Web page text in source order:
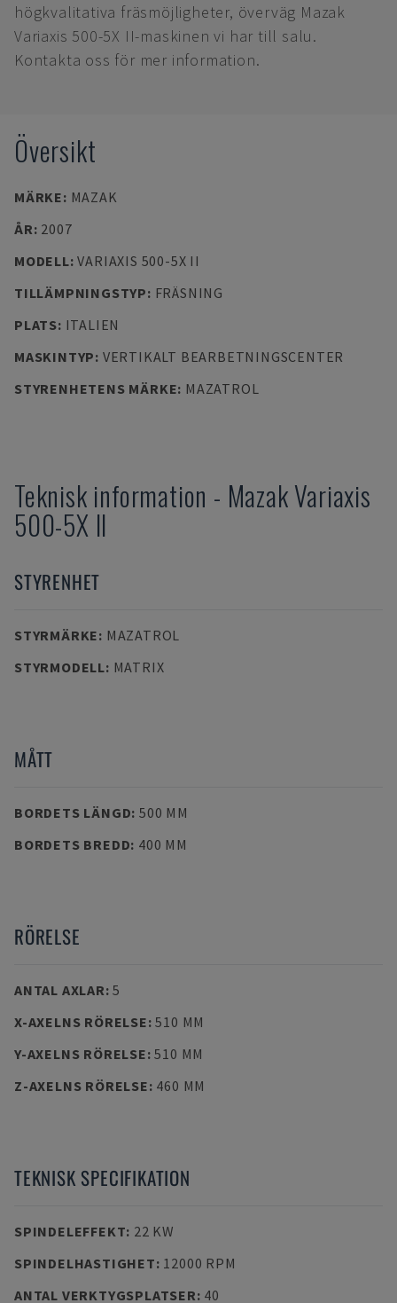
högkvalitativa fräsmöjligheter, överväg Mazak
Variaxis 500-5X II-maskinen vi har till salu.
Kontakta oss för mer information.
Översikt
MÄRKE: MAZAK
ÅR: 2007
MODELL:VARIAXIS 500-5X II
TILLÄMPNINGSTYP: FRÄSNING
PLATS: ITALIEN
MASKINTYP: VERTIKALT BEARBETNINGSCENTER
STYRENHETENS MÄRKE: MAZATROL
Teknisk information - MazakVariaxis
500-5X II
STYRENHET
STYRMÄRKE: MAZATROL
STYRMODELL: MATRIX
MÅTT
BORDETS LÄNGD: 500 MM
BORDETS BREDD: 400 MM
RÖRELSE
ANTAL AXLAR:5
X-AXELNS RÖRELSE:510 MM
Y-AXELNS RÖRELSE:510 MM
Z-AXELNS RÖRELSE: 460 MM
TEKNISK SPECIFIKATION
SPINDELEFFEKT: 22 KW
SPINDELHASTIGHET: 12000 RPM
ANTAL VERKTYGSPLATSER: 40